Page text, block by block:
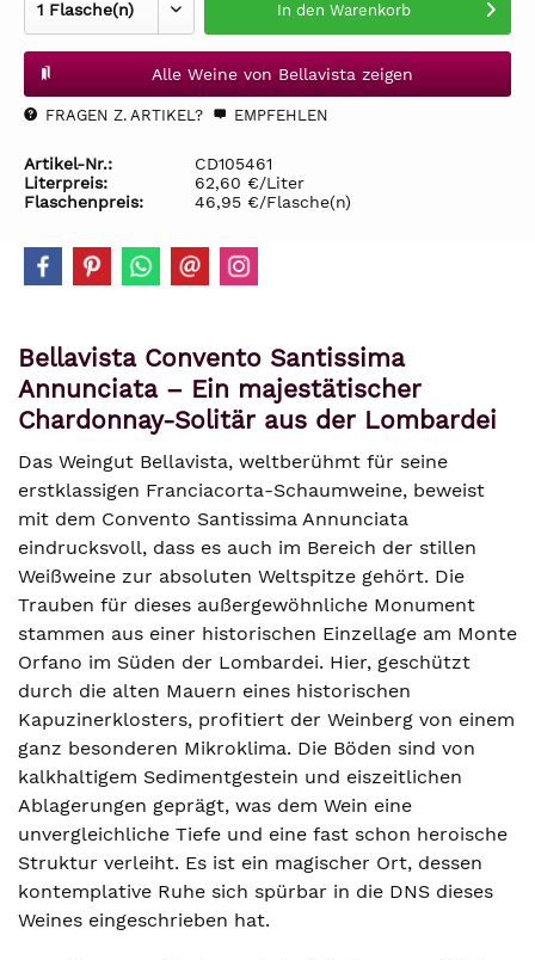
In den Warenkorb
Alle Weine von Bellavista zeigen
FRAGEN Z. ARTIKEL? EMPFEHLEN
Artikel-Nr.:
CD105461
Literpreis:
62,60 €/Liter
Flaschenpreis:
46,95 €/Flasche(n)
Bellavista Convento Santissima
Annunciata – Ein majestätischer
Chardonnay-Solitär aus der Lombardei
Das Weingut Bellavista, weltberühmt für seine
erstklassigen Franciacorta-Schaumweine, beweist
mit dem Convento Santissima Annunciata
eindrucksvoll, dass es auch im Bereich der stillen
Weißweine zur absoluten Weltspitze gehört. Die
Trauben für dieses außergewöhnliche Monument
stammen aus einer historischen Einzellage am Monte
Orfano im Süden der Lombardei. Hier, geschützt
durch die alten Mauern eines historischen
Kapuzinerklosters, profitiert der Weinberg von einem
ganz besonderen Mikroklima. Die Böden sind von
kalkhaltigem Sedimentgestein und eiszeitlichen
Ablagerungen geprägt, was dem Wein eine
unvergleichliche Tiefe und eine fast schon heroische
Struktur verleiht. Es ist ein magischer Ort, dessen
kontemplative Ruhe sich spürbar in die DNS dieses
Weines eingeschrieben hat.